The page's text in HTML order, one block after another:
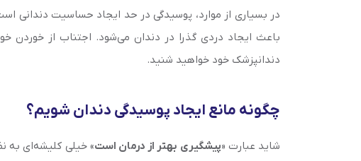
در بسیاری از موارد، پوسیدگی در حد ایجاد حساسیت دندانی
باعث ایجاد دردی گذرا در دندان می‌شود. اجتناب از خوردن
دندانپزشک خود خواهید شنید.
چگونه مانع ایجاد پوسیدگی دندان شویم؟
شاید عبارت «پیشگیری بهتر از درمان است» خیلی کلیشه‌ای به